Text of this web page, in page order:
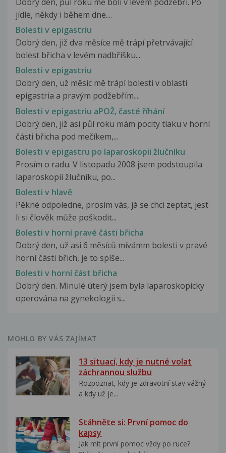
jídle, někdy i během dne....
Bolesti v epigastriu
Dobrý den, již dva měsíce mě trápí přetrvávající
bolest břicha v levém nadbřišku...
Bolesti v epigastriu
Dobrý den, už měsíc mě trápí bolesti v oblasti
epigastria a pravým podžebřím....
Bolesti v epigastriu aPOŽ, časté říhání
Dobrý den, již asi půl roku mám pocity tlaku v horní
části břicha pod mečíkem,...
Bolesti v epigastru po laparoskopii žlučníku
Prosím o radu. V listopadu 2008 jsem podstoupila
laparoskopii žlučníku, po...
Bolesti v hlavě
Pěkné odpoledne, prosím vás, já se chci zeptat, jest
li si člověk může poškodit...
Bolesti v horní pravé části břicha
Dobrý den, už asi 6 měsíců mívámm bolesti v pravé
horní části břich, je to spíše...
Bolesti v horní část břicha
Dobrý den. Minulé úterý jsem byla laparoskopicky
operována na gynekologii s...
MOHLO BY VÁS ZAJÍMAT
13 situací, kdy je nutné volat
záchrannou službu
Rozpoznat, kdy je zdravotní stav vážný
a kdy už je...
Stáhněte si: První pomoc do
kapsy
Jak mít první pomoc vždy po ruce?